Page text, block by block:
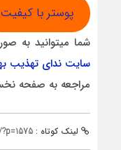
پوستر با کیفیت
شما میتوانید به
سایت ندای تهذیب
مراجعه به صفحه
لینک کوتاه :